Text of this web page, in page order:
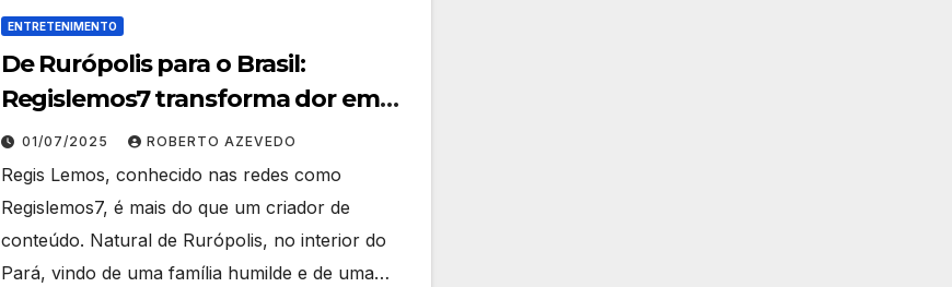
ENTRETENIMENTO
De Rurópolis para o Brasil:
Regislemos7 transforma dor em
arte em suas novelinhas nas redes
sociais
01/07/2025 ROBERTO AZEVEDO
Regis Lemos, conhecido nas redes como
Regislemos7, é mais do que um criador de
conteúdo. Natural de Rurópolis, no interior do
Pará, vindo de uma família humilde e de uma…